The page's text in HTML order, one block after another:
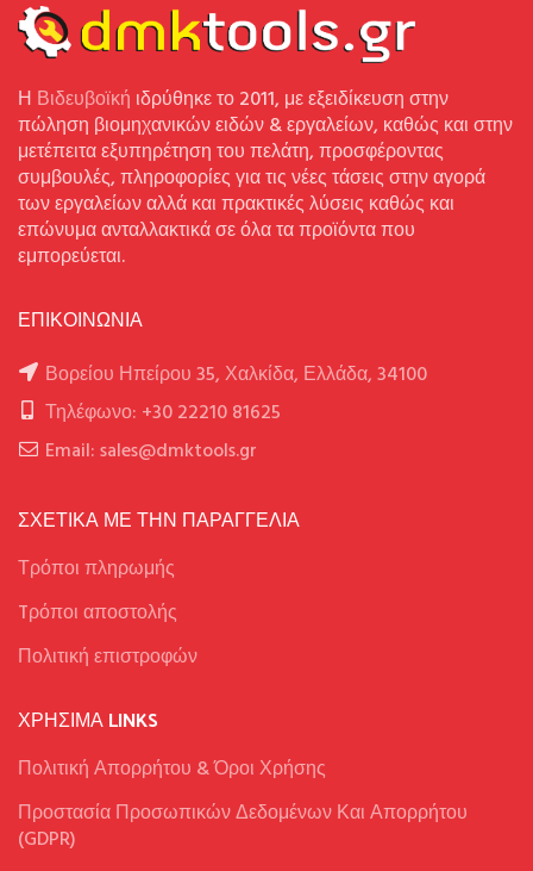
Η Βιδευβοϊκή ιδρύθηκε το 2011, με εξειδίκευση στην
πώληση βιομηχανικών ειδών & εργαλείων, καθώς και στην
μετέπειτα εξυπηρέτηση του πελάτη, προσφέροντας
συμβουλές, πληροφορίες για τις νέες τάσεις στην αγορά
των εργαλείων αλλά και πρακτικές λύσεις καθώς και
επώνυμα ανταλλακτικά σε όλα τα προϊόντα που
εμπορεύεται.
ΕΠΙΚΟΙΝΩΝΙΑ
Βορείου Ηπείρου 35, Χαλκίδα, Ελλάδα, 34100
Τηλέφωνο: +30 22210 81625
Email: sales@dmktools.gr
ΣΧΕΤΙΚΑ ΜΕ ΤΗΝ ΠΑΡΑΓΓΕΛΙΑ
Τρόποι πληρωμής
Tρόποι αποστολής
Πολιτική επιστροφών
ΧΡΉΣΙΜΑ LINKS
Πολιτική Απορρήτου & Όροι Χρήσης
Προστασία Προσωπικών Δεδομένων Και Απορρήτου
(GDPR)